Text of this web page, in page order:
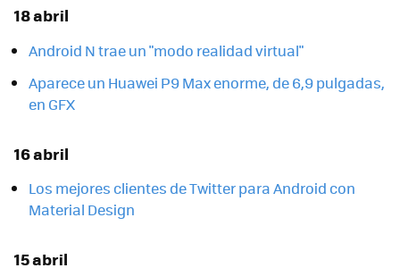
18 abril
Android N trae un "modo realidad virtual"
Aparece un Huawei P9 Max enorme, de 6,9 pulgadas,
en GFX
16 abril
Los mejores clientes de Twitter para Android con
Material Design
15 abril